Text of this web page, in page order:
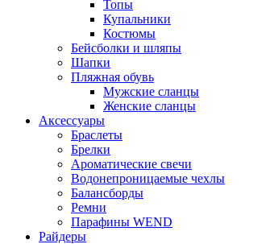
Топы
Купальники
Костюмы
Бейсболки и шляпы
Шапки
Пляжная обувь
Мужские сланцы
Женские сланцы
Аксессуары
Браслеты
Брелки
Ароматические свечи
Водонепроницаемые чехлы
Балансборды
Ремни
Парафины WEND
Райдеры